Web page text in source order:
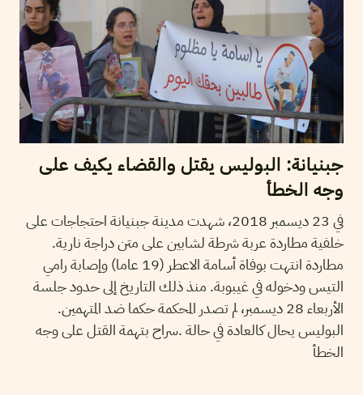
جبنيانة: البوليس يقتل والقضاء يكيف على
وجه الخطأ
في 23 ديسمبر 2018، شهدت مدينة جبنيانة احتجاجات على
خلفية مطاردة عربة شرطة لشابين على متن دراجة نارية.
مطاردة انتهت بوفاة أسامة الاعطر (19 عاما) وإصابة رامي
التيس ودخوله في غيبوبة. منذ ذلك التاريخ إلى حدود جلسة
الأربعاء 28 ديسمبر، لم تصدر المحكمة حكما ضد المتهمين.
البوليس يحال كالعادة في حالة .سراح بتهمة القتل على وجه
الخطأ